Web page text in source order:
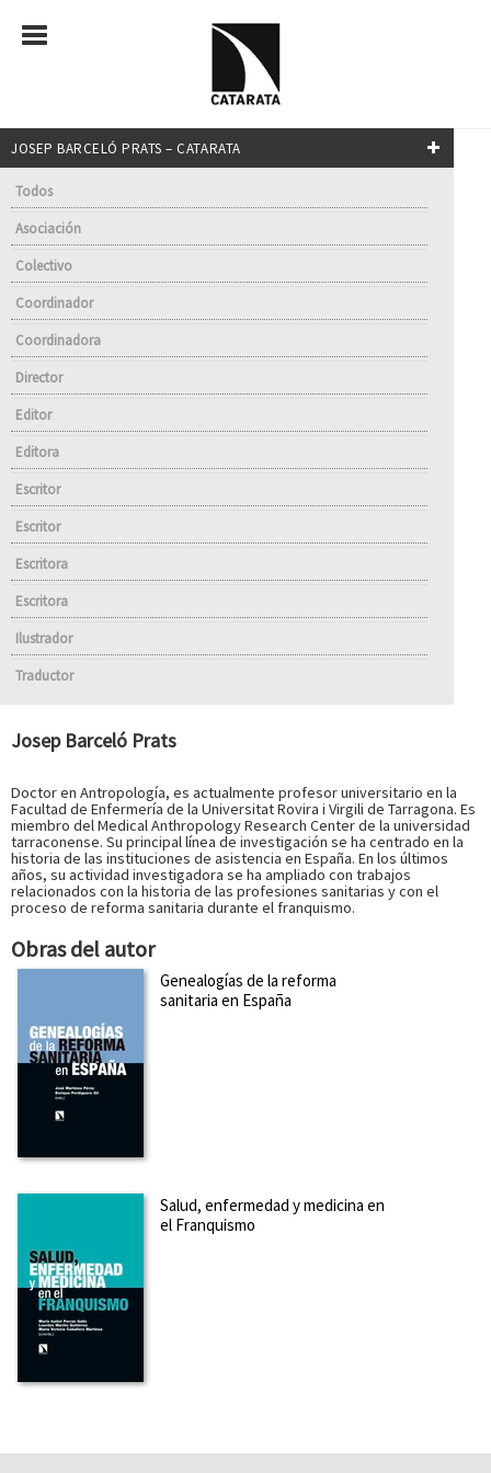
JOSEP BARCELÓ PRATS – CATARATA
Todos
Asociación
Colectivo
Coordinador
Coordinadora
Director
Editor
Editora
Escritor
Escritor
Escritora
Escritora
Ilustrador
Traductor
Josep Barceló Prats
Doctor en Antropología, es actualmente profesor universitario en la
Facultad de Enfermería de la Universitat Rovira i Virgili de Tarragona. Es
miembro del Medical Anthropology Research Center de la universidad
tarraconense. Su principal línea de investigación se ha centrado en la
historia de las instituciones de asistencia en España. En los últimos
años, su actividad investigadora se ha ampliado con trabajos
relacionados con la historia de las profesiones sanitarias y con el
proceso de reforma sanitaria durante el franquismo.
Obras del autor
Genealogías de la reforma
sanitaria en España
Salud, enfermedad y medicina en
el Franquismo